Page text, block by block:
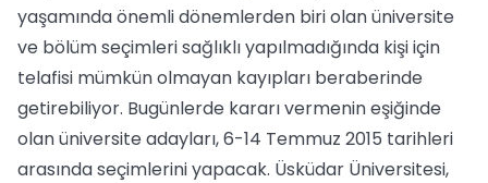
yaşamında önemli dönemlerden biri olan üniversite
ve bölüm seçimleri sağlıklı yapılmadığında kişi için
telafisi mümkün olmayan kayıpları beraberinde
getirebiliyor. Bugünlerde kararı vermenin eşiğinde
olan üniversite adayları, 6-14 Temmuz 2015 tarihleri
arasında seçimlerini yapacak. Üsküdar Üniversitesi,